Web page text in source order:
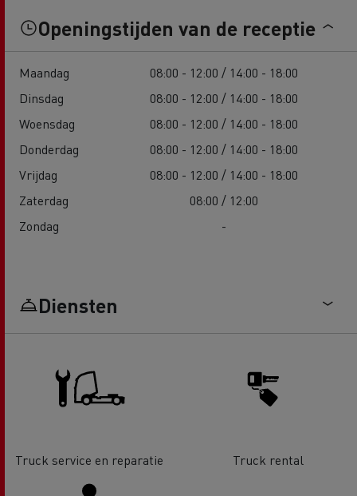
Openingstijden van de receptie
Maandag
08:00 - 12:00 / 14:00 - 18:00
Dinsdag
08:00 - 12:00 / 14:00 - 18:00
Woensdag
08:00 - 12:00 / 14:00 - 18:00
Donderdag
08:00 - 12:00 / 14:00 - 18:00
Vrijdag
08:00 - 12:00 / 14:00 - 18:00
Zaterdag
08:00 / 12:00
Zondag
-
Diensten
Truck service en reparatie Truck rental